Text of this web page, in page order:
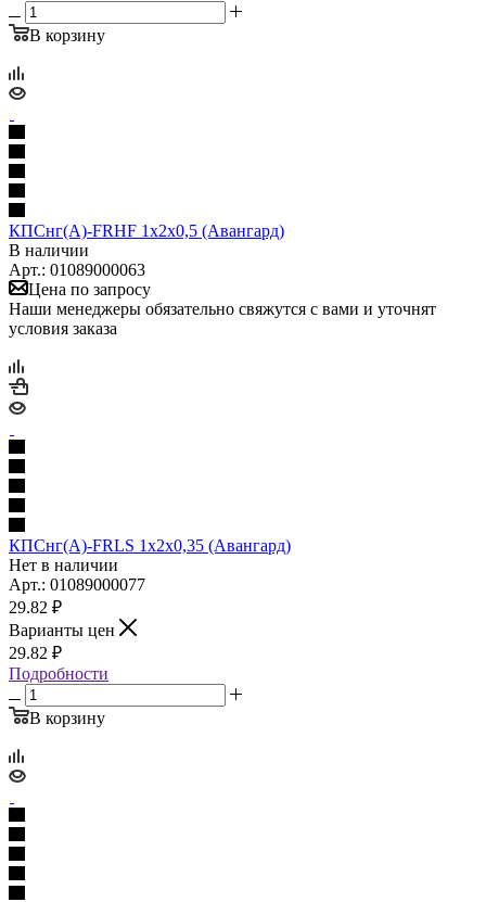
В корзину
КПСнг(А)-FRHF 1х2х0,5 (Авангард)
В наличии
Арт.: 01089000063
Цена по запросу
Наши менеджеры обязательно свяжутся с вами и уточнят
условия заказа
КПСнг(А)-FRLS 1х2х0,35 (Авангард)
Нет в наличии
Арт.: 01089000077
29.82 ₽
Варианты цен
29.82 ₽
Подробности
В корзину